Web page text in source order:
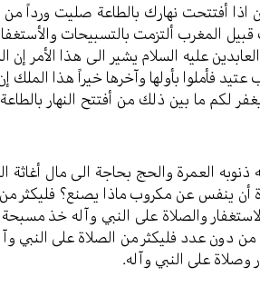
اذا أفتتحت نهارك بالطاعة صليت ورداً
المغرب ألتزمت بالتسبيحات والأستغفار
عليه السلام يشير الى هذا الأمر إن
فأملوا بأولها وآخرها خيراً هذا الملك إن
لكم ما بين ذلك من أفتتح النهار بالطاعة
ذنوبه العمرة والحج بحاجة الى مال أغاثة
أن ينفس عن مكروب ماذا يصنع؟ فليكثر
والصلاة على النبي وآله خذ
من دون عدد فليكثر من الصلاة على النبي
على النبي وآله.